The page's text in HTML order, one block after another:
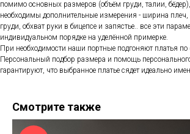
помимо основных размеров (объём груди, талии,
необходимы дополнительные измерения - ширина
груди, обхват руки в бицепсе и запястье.. все эти
индивидуальном порядке на уделённой примерке.
При необходимости наши портные подгоняют платья по
Персональный подбор размера и помощь
гарантируют, что выбранное платье сядет идеально
Смотрите также